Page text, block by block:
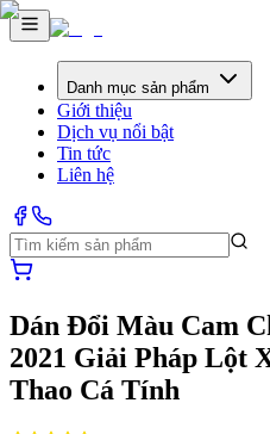
Danh mục sản phẩm
Giới thiệu
Dịch vụ nổi bật
Tin tức
Liên hệ
Dán Đổi Màu Cam
2021 Giải Pháp Lột
Thao Cá Tính